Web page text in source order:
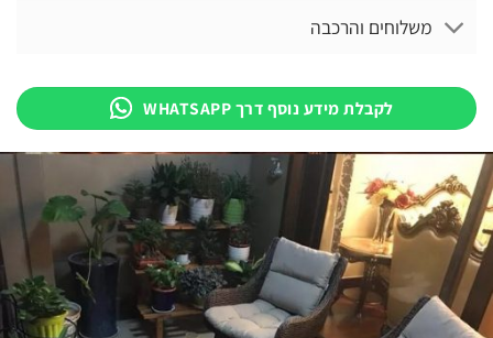
משלוחים והרכבה
לקבלת מידע נוסף דרך WHATSAPP